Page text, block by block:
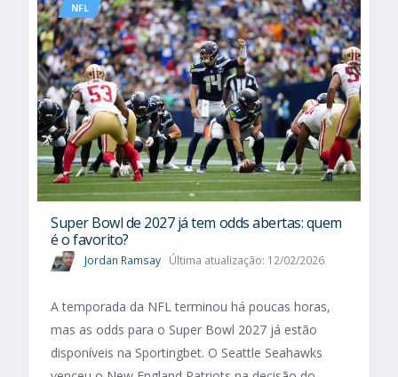
NFL
Super Bowl de 2027 já tem odds abertas: quem
é o favorito?
Jordan Ramsay Última atualização: 12/02/2026
A temporada da NFL terminou há poucas horas,
mas as odds para o Super Bowl 2027 já estão
disponíveis na Sportingbet. O Seattle Seahawks